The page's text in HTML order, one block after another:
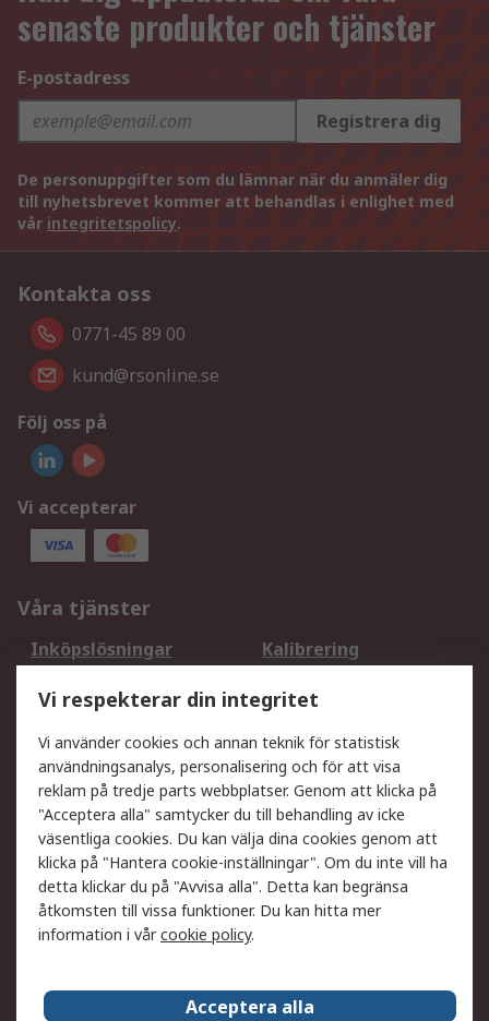
senaste produkter och tjänster
E-postadress
Registrera dig
De personuppgifter som du lämnar när du anmäler dig
till nyhetsbrevet kommer att behandlas i enlighet med
vår integritetspolicy.
Kontakta oss
0771-45 89 00
kund@rsonline.se
Följ oss på
Vi accepterar
Våra tjänster
Inköpslösningar
Kalibrering
DesignSpark
Teknisk Support
Ditt lokala säljteam
Exportlösningar
Support
Få hjälp
Retur av varor
Leverans
Spåra din order
Begär en fakturakopi
Fördelar med RS-konto
Betalningsalternativ
Vi respekterar din integritet
Vi använder cookies och annan teknik för statistisk
användningsanalys, personalisering och för att visa
reklam på tredje parts webbplatser. Genom att klicka på
"Acceptera alla" samtycker du till behandling av icke
väsentliga cookies. Du kan välja dina cookies genom att
klicka på "Hantera cookie-inställningar". Om du inte vill ha
detta klickar du på "Avvisa alla". Detta kan begränsa
åtkomsten till vissa funktioner. Du kan hitta mer
information i vårcookie policy.
Acceptera alla